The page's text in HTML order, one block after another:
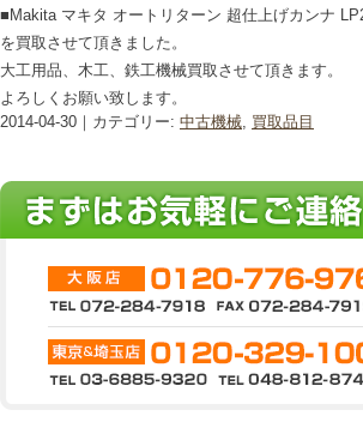
■Makita マキタ オートリターン 超仕上げカンナ
を買取させて頂きました。
大工用品、木工、鉄工機械買取させて頂きます。
よろしくお願い致します。
2014-04-30｜カテゴリー: 中古機械, 買取品目